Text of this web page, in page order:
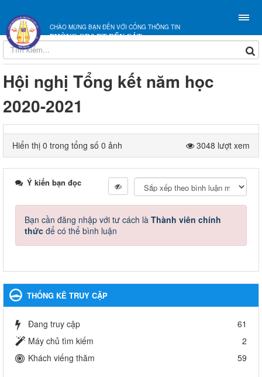
CHÀO MỪNG BẠN ĐẾN VỚI CỔNG THÔNG TIN
PHÒNG GD&ĐT BẾN CÁT
Hội nghị Tổng kết năm học
2020-2021
Hiển thị 0 trong tổng số 0 ảnh 3048 lượt xem
Ý kiến bạn đọc
Bạn cần đăng nhập với tư cách là Thành viên chính
thức để có thể bình luận
THỐNG KÊ TRUY CẬP
Đang truy cập
61
Máy chủ tìm kiếm
2
Khách viếng thăm
59